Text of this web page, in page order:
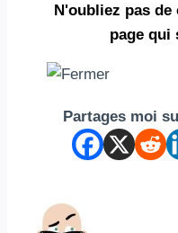
N'oubliez pas de
page
Partages moi